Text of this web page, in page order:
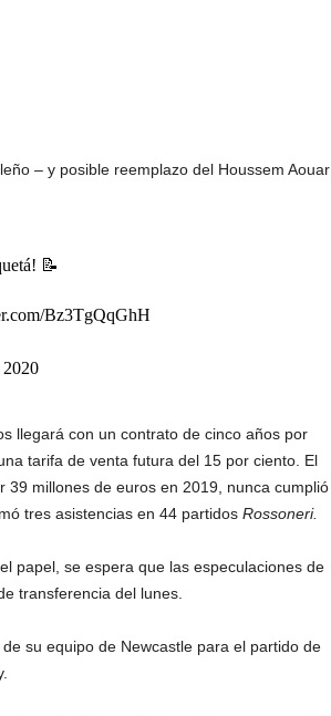
– y posible reemplazo del Houssem Aouar
📝
Bz3TgQqGhH
llegará con un contrato de cinco años por
tarifa de venta futura del 15 por ciento. El
millones de euros en 2019, nunca cumplió
tres asistencias en 44 partidos Rossoneri.
papel, se espera que las especulaciones de
transferencia del lunes.
su equipo de Newcastle para el partido de